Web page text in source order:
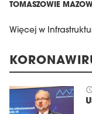
TOMASZOWIE
Więcej w